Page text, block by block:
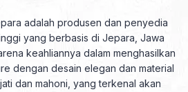
adalah produsen dan penyedia
yang berbasis di Jepara, Jawa
keahliannya dalam menghasilkan
dengan desain elegan dan material
dan mahoni, yang terkenal akan